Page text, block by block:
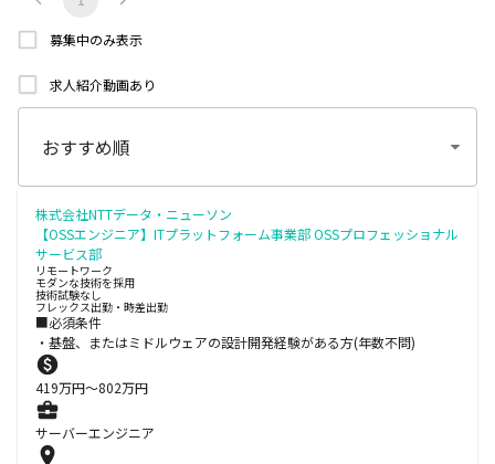
募集中のみ表示
求人紹介動画あり
株式会社NTTデータ・ニューソン
【OSSエンジニア】ITプラットフォーム事業部 OSSプロフェッショナル
サービス部
リモートワーク
モダンな技術を採用
技術試験なし
フレックス出勤・時差出勤
■必須条件
・基盤、またはミドルウェアの設計開発経験がある方(年数不問)
419万円〜802万円
サーバーエンジニア